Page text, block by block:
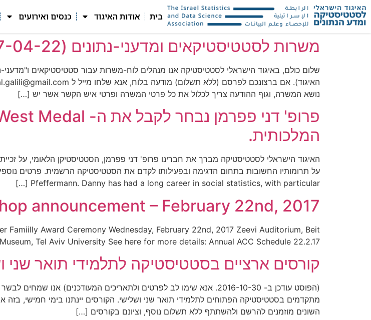
בית אודות האיגוד כנסים ואירועים
משרות לסטטיסטיקאים ומדעני-נתונים (2017-04-22)
שלום כולם, באיגוד הישראלי לסטטיסטיקה אנו מנהלים לוח-משרות עבור סטטיסטיקאים
נושא המשרה, וגוף ההודעה צריך לכלול את כל פרטי המשרה ופרטי איש הקשר אשר יש […]
המלכותית.
Pfeffermann. Danny has had a long career in social statistics, with particular […]
announcement – February 22nd, 2017
Famiilly Award Ceremony Wednesday, February 22nd, 2017 Zeevi Auditorium, Beit
Tel Aviv University See here for more details: Annual ACC Schedule 22.2.17
קורסים ארציים בסטטיסטיקה לתלמידי תואר שני
(הפוסט עודכן ב- 2016-10-30. אנא שימו לב לפרטים ולתאריכים המעודכנים)
מתקדמים בסטטיסטיקה הפתוחים לתלמידי תואר שני ושלישי. הקורסים יינתנו בימי חמישי,
השונים מוזמנים להרשם ולהשתתף ללא תשלום נוסף, וציונם בקורסים […]